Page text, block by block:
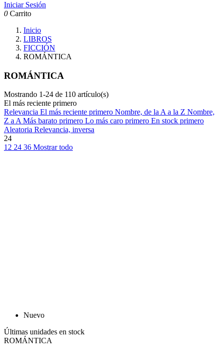
Iniciar Sesión
0 Carrito
Inicio
LIBROS
FICCIÓN
ROMÁNTICA
ROMÁNTICA
Mostrando 1-24 de 110 artículo(s)
El más reciente primero
Relevancia El más reciente primero Nombre, de la A a la Z Nombre,
Z a AMás barato primero Lo más caro primero En stock primero
Aleatoria Relevancia, inversa
24
12 24 36 Mostrar todo
Nuevo
Últimas unidades en stock
ROMÁNTICA